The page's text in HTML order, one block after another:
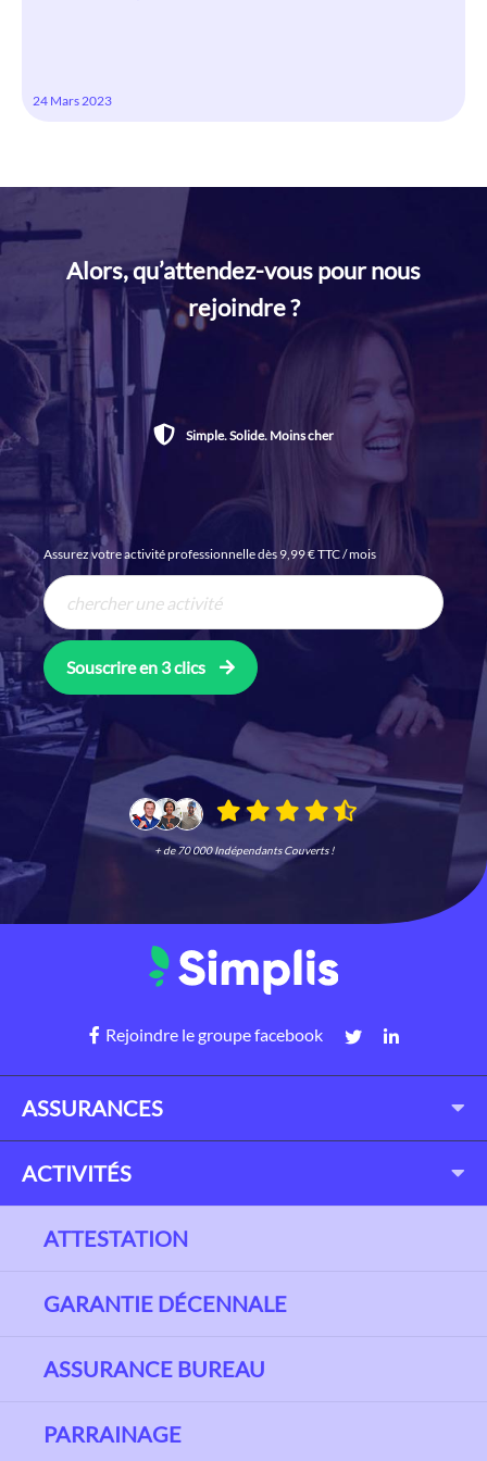
24 Mars 2023
Alors, qu’attendez-vous pour nous
rejoindre ?
Simple. Solide. Moins cher
Assurez votre activité professionnelle dès 9,99 € TTC / mois
Souscrire en 3 clics
+ de 70 000 Indépendants Couverts !
Rejoindre le groupe facebook
ASSURANCES
ACTIVITÉS
ATTESTATION
GARANTIE DÉCENNALE
ASSURANCE BUREAU
PARRAINAGE